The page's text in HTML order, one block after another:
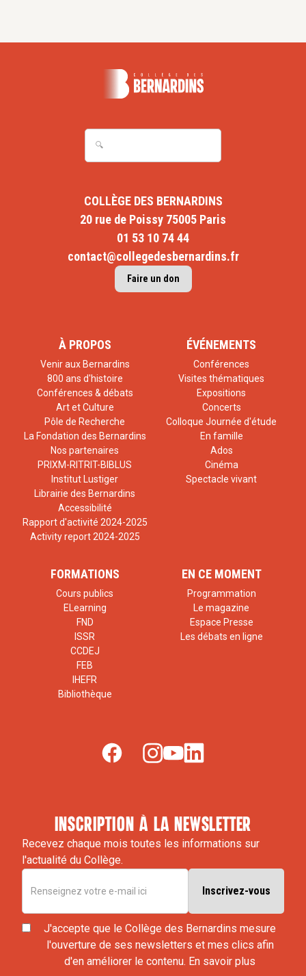
COLLÈGE DES BERNARDINS
20 rue de Poissy 75005 Paris
01 53 10 74 44
contact@collegedesbernardins.fr
Faire un don
À PROPOS
Venir aux Bernardins
800 ans d'histoire
Conférences & débats
Art et Culture
Pôle de Recherche
La Fondation des Bernardins
Nos partenaires
PRIXM-RITRIT-BIBLUS
Institut Lustiger
Librairie des Bernardins
Accessibilité
Rapport d'activité 2024-2025
Activity report 2024-2025
ÉVÉNEMENTS
Conférences
Visites thématiques
Expositions
Concerts
Colloque Journée d'étude
En famille
Ados
Cinéma
Spectacle vivant
FORMATIONS
Cours publics
ELearning
FND
ISSR
CCDEJ
FEB
IHEFR
Bibliothèque
EN CE MOMENT
Programmation
Le magazine
Espace Presse
Les débats en ligne
inscription à la newsletter
Recevez chaque mois toutes les informations sur
l'actualité du Collège.
J'accepte que le Collège des Bernardins mesure
l'ouverture de ses newsletters et mes clics afin
d'en améliorer le contenu. En savoir plus